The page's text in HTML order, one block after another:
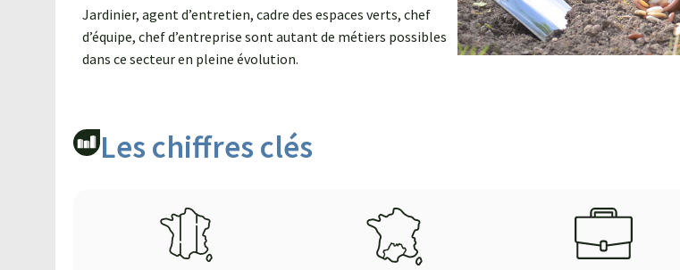
Jardinier, agent d’entretien, cadre des espaces verts, chef
d’équipe, chef d’entreprise sont autant de métiers possibles
dans ce secteur en pleine évolution.
Les chiffres clés​